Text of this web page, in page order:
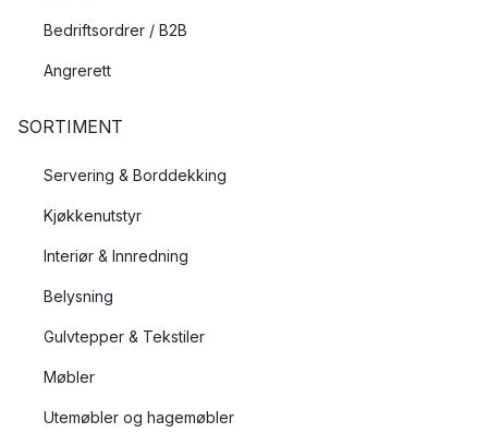
Bedriftsordrer / B2B
Angrerett
SORTIMENT
Servering & Borddekking
Kjøkkenutstyr
Interiør & Innredning
Belysning
Gulvtepper & Tekstiler
Møbler
Utemøbler og hagemøbler